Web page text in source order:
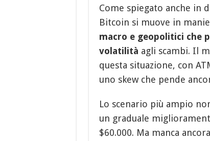
Come spiegato anche in
Bitcoin si muove in
macro e geopolitici che
volatilità agli scambi. Il
questa situazione, con
uno skew che pende
Lo scenario più ampio
un graduale
$60.000. Ma manca